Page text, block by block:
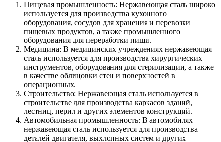
Пищевая промышленность: Нержавеющая сталь широко
используется для производства кухонного
оборудования, сосудов для хранения и перевозки
пищевых продуктов, а также промышленного
оборудования для переработки пищи.
Медицина: В медицинских учреждениях нержавеющая
сталь используется для производства хирургических
инструментов, оборудования для стерилизации, а также
в качестве облицовки стен и поверхностей в
операционных.
Строительство: Нержавеющая сталь используется в
строительстве для производства каркасов зданий,
лестниц, перил и других элементов конструкций.
Автомобильная промышленность: В автомобилях
нержавеющая сталь используется для производства
деталей двигателя, выхлопных систем и других